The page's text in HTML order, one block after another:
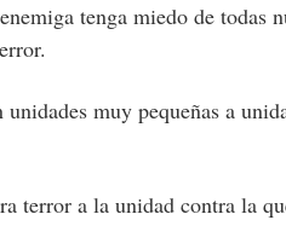
tenga miedo de todas
muy pequeñas a
terror a la unidad contra la